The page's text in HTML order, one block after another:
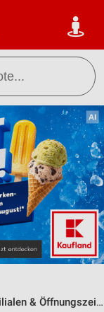
& Öffnungszeiten